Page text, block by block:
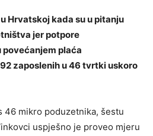
Hrvatskoj kada su u pitanju
jer potpore
plaća
zaposlenih u 46 tvrtki uskoro
46 mikro poduzetnika, šestu
uspješno je proveo mjeru